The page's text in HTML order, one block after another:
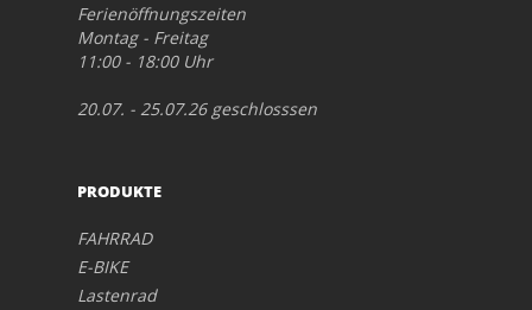
Ferienöffnungszeiten
Montag - Freitag
11:00 - 18:00 Uhr
20.07. - 25.07.26 geschlosssen
PRODUKTE
FAHRRAD
E-BIKE
Lastenrad